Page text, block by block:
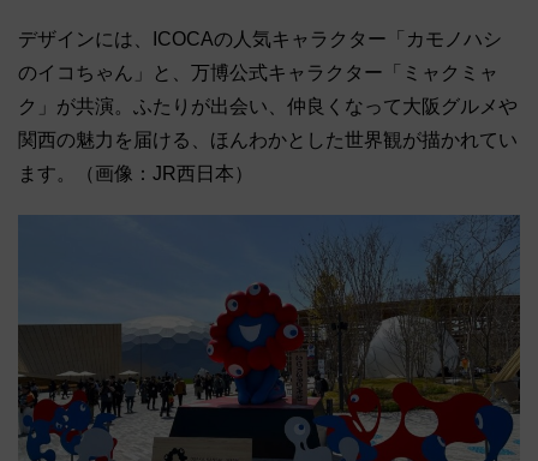
デザインには、ICOCAの人気キャラクター「カモノハシ
のイコちゃん」と、万博公式キャラクター「ミャクミャ
ク」が共演。ふたりが出会い、仲良くなって大阪グルメや
関西の魅力を届ける、ほんわかとした世界観が描かれてい
ます。（画像：JR西日本）